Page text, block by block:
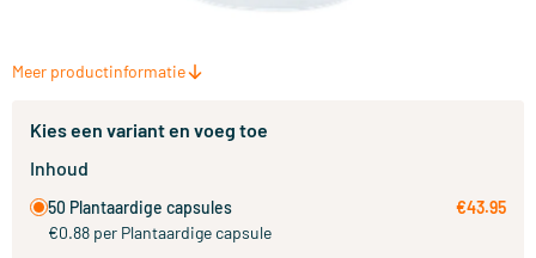
Meer productinformatie
Kies een variant en voeg toe
Inhoud
50 Plantaardige capsules
€0.88 per Plantaardige capsule
€43.95